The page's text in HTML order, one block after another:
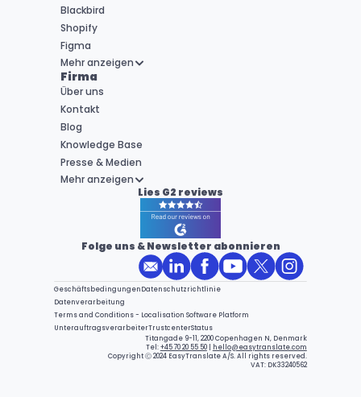
Blackbird
Shopify
Figma
Mehr anzeigen
Firma
Über uns
Kontakt
Blog
Knowledge Base
Presse & Medien
Mehr anzeigen
Lies G2 reviews
Folge uns & Newsletter abonnieren
GeschäftsbedingungenDatenschutzrichtlinie
TrustcenterStatus
Unterauftragsverarbeiter
Terms and Conditions - Localisation Software Platform
Datenverarbeitung
Titangade 9-11, 2200 Copenhagen N, Denmark
Tel: +45 70 20 55 50 |
hello@easytranslate.com
Copyright Ⓒ 2024 EasyTranslate A/S. All rights reserved.
VAT: DK33240562